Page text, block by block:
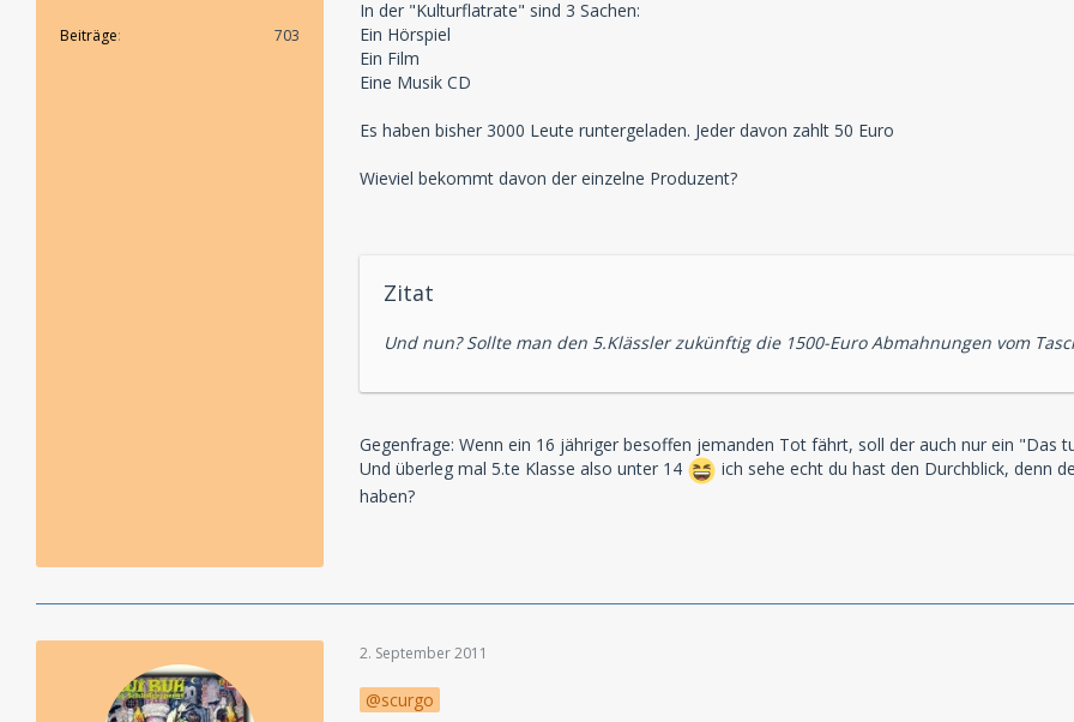
Beiträge 703
In der "Kulturflatrate" sind 3 Sachen:
Ein Hörspiel
Ein Film
Eine Musik CD
Es haben bisher 3000 Leute runtergeladen. Jeder davon zahlt 50 Euro
Wieviel bekommt davon der einzelne Produzent?
Zitat
Und nun? Sollte man den 5.Klässler zukünftig die 1500-Euro Abmahnungen vom
Gegenfrage: Wenn ein 16 jähriger besoffen jemanden Tot fährt, soll der auch nur ein "Das
Und überleg mal 5.te Klasse also unter 14
ich sehe echt du hast den Durchblick, denn
haben?
2. September 2011
scurgo